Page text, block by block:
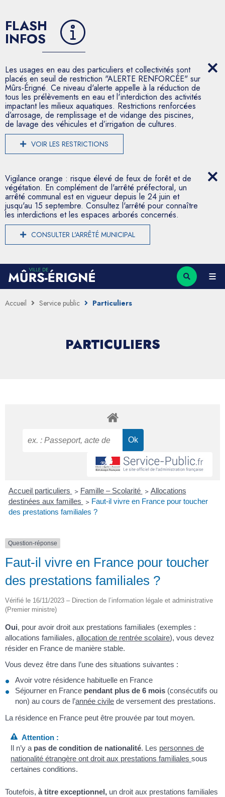
FLASH
INFOS
Les usages en eau des particuliers et collectivités sont
placés en seuil de restriction "ALERTE RENFORCÉE" sur
Mûrs-Érigné. Ce niveau d'alerte appelle à la réduction de
tous les prélèvements en eau et l'interdiction des activités
impactant les milieux aquatiques. Restrictions renforcées
d’arrosage, de remplissage et de vidange des piscines,
de lavage des véhicules et d’irrigation de cultures.
VOIR LES RESTRICTIONS
Vigilance orange : risque élevé de feux de forêt et de
végétation. En complément de l'arrêté préfectoral, un
arrêté communal est en vigueur depuis le 24 juin et
jusqu'au 15 septembre. Consultez l'arrêté pour connaître
les interdictions et les espaces arborés concernés.
CONSULTER L'ARRÊTÉ MUNICIPAL
Accueil Service public Particuliers
PARTICULIERS
Accueil particuliers > Famille – Scolarité > Allocations
destinées aux familles > Faut-il vivre en France pour toucher
des prestations familiales ?
Question-réponse
Faut-il vivre en France pour toucher
des prestations familiales ?
Vérifié le 16/11/2023 – Direction de l’information légale et administrative
(Premier ministre)
Oui, pour avoir droit aux prestations familiales (exemples :
allocations familiales, allocation de rentrée scolaire), vous devez
résider en France de manière stable.
Vous devez être dans l’une des situations suivantes :
Avoir votre résidence habituelle en France
Séjourner en France pendant plus de 6 mois (consécutifs ou
non) au cours de l’année civile de versement des prestations.
La résidence en France peut être prouvée par tout moyen.
Attention :
Il n’y a pas de condition de nationalité. Les personnes de
nationalité étrangère ont droit aux prestations familialessous
certaines conditions.
Toutefois, à titre exceptionnel, un droit aux prestations familiales